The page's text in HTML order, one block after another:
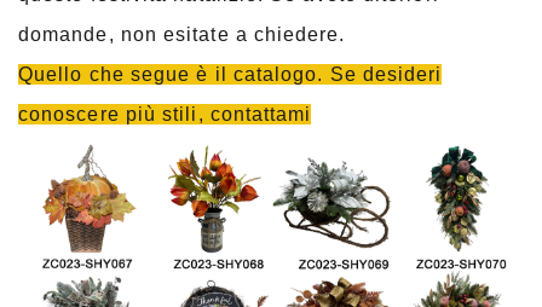
domande, non esitate a chiedere.
Quello che segue è il catalogo. Se desideri
conoscere più stili, contattami